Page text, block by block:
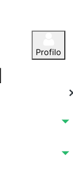
Profilo